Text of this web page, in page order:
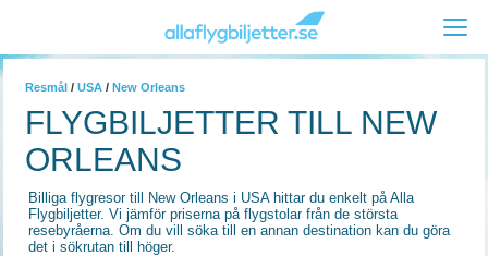
Resmål / USA / New Orleans
FLYGBILJETTER TILL NEW
ORLEANS
Billiga flygresor till New Orleans i USA hittar du enkelt på Alla
Flygbiljetter. Vi jämför priserna på flygstolar från de största
resebyråerna. Om du vill söka till en annan destination kan du göra
det i sökrutan till höger.